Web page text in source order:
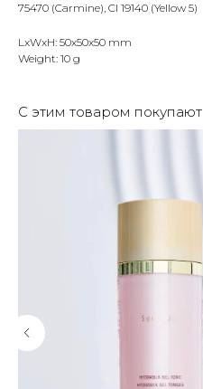
75470 (Carmine), CI 19140 (Yellow 5)
LxWxH: 50x50x50 mm
Weight: 10 g
С этим товаром покупают